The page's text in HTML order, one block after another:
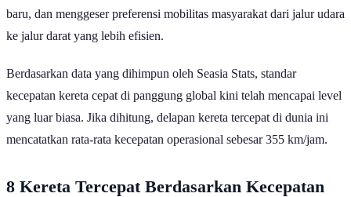
baru, dan menggeser preferensi mobilitas masyarakat dari jalur udara
ke jalur darat yang lebih efisien.
Berdasarkan data yang dihimpun oleh Seasia Stats, standar
kecepatan kereta cepat di panggung global kini telah mencapai level
yang luar biasa. Jika dihitung, delapan kereta tercepat di dunia ini
mencatatkan rata-rata kecepatan operasional sebesar 355 km/jam.
8 Kereta Tercepat Berdasarkan Kecepatan